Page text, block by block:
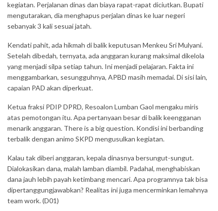
kegiatan. Perjalanan dinas dan biaya rapat-rapat diciutkan. Bupati
mengutarakan, dia menghapus perjalan dinas ke luar negeri
sebanyak 3 kali sesuai jatah.
Kendati pahit, ada hikmah di balik keputusan Menkeu Sri Mulyani.
Setelah dibedah, ternyata, ada anggaran kurang maksimal dikelola
yang menjadi silpa setiap tahun. Ini menjadi pelajaran. Fakta ini
menggambarkan, sesungguhnya, APBD masih memadai. Di sisi lain,
capaian PAD akan diperkuat.
Ketua fraksi PDIP DPRD, Resoalon Lumban Gaol mengaku miris
atas pemotongan itu. Apa pertanyaan besar di balik keengganan
menarik anggaran. There is a big question. Kondisi ini berbanding
terbalik dengan animo SKPD mengusulkan kegiatan.
Kalau tak diberi anggaran, kepala dinasnya bersungut-sungut.
Dialokasikan dana, malah lamban diambil. Padahal, menghabiskan
dana jauh lebih payah ketimbang mencari. Apa programnya tak bisa
dipertanggungjawabkan? Realitas ini juga mencerminkan lemahnya
team work. (D01)